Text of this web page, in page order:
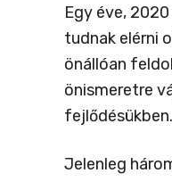
Egy éve,
tudnak elérni
önállóan
önismeretre
fejlődésükben.
Jelenleg